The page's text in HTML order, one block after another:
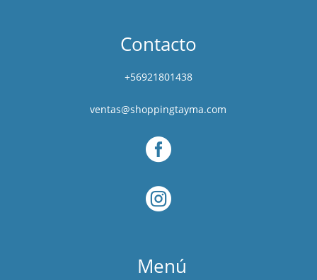
Contacto
+56921801438
ventas@shoppingtayma.com


Menú